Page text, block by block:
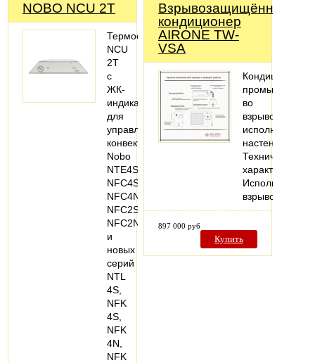
NOBO NCU 2T
Термостат
NCU
2T
с
ЖК-
индикатором
для
управления
конвекторами
Nobo
NTE4S
NFC4S,
NFC4N,
NFC2S,
NFC2N
и
новых
серий
NTL
4S,
NFK
4S,
NFK
4N,
NFK
Взрывозащищённый
кондиционер
AIRONE TW-
VSA
Кондиционер
во
исполнении,
настенный.
Технические
характеристики
Исполнение:
897 000 руб
Купить